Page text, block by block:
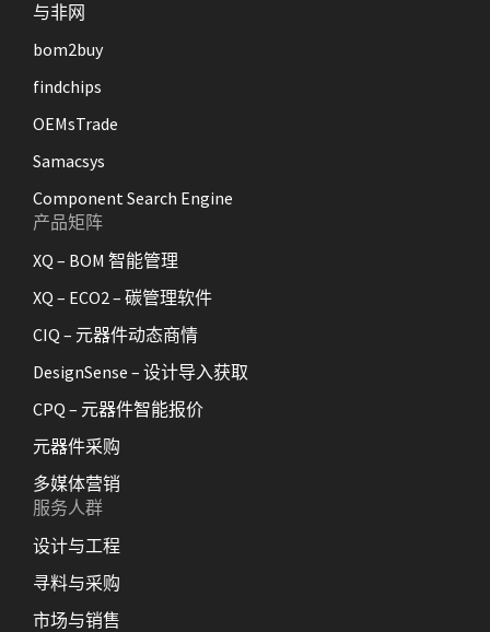
与非网
bom2buy
findchips
OEMsTrade
Samacsys
Component Search Engine
产品矩阵
XQ – BOM 智能管理
XQ – ECO2 – 碳管理软件
CIQ – 元器件动态商情
DesignSense – 设计导入获取
CPQ – 元器件智能报价
元器件采购
多媒体营销
服务人群
设计与工程
寻料与采购
市场与销售